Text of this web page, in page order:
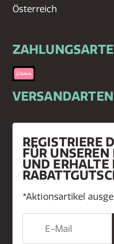
Österreich
VERSANDARTEN
REGISTRIERE
FÜR
UND ERHALTE
*Aktionsartikel